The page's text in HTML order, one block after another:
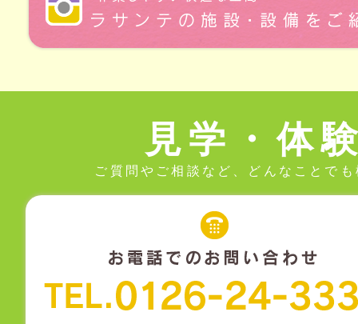
見学・体
ご質問やご相談など、どんなことで